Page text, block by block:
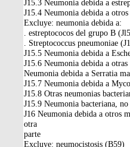
J15.3 Neumonia debida a
J15.4 Neumonia debida a otros
Excluye: neumonia debida a:
. estreptococos del grupo B
. Streptococcus pneumoniae
J15.5 Neumonia debida a
J15.6 Neumonia debida a
Neumonia debida a Serratia
J15.7 Neumonia debida a
J15.8 Otras neumonias
J15.9 Neumonia bacteriana, no
J16 Neumonia debida a otros
otra
parte
Excluye: neumocistosis (B59)